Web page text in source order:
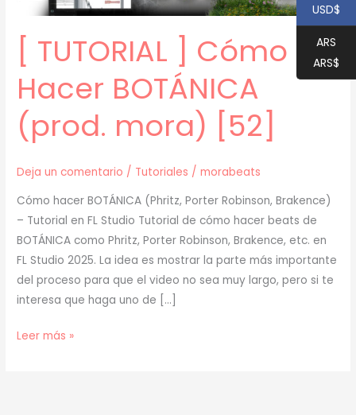
[ TUTORIAL ] Cómo
Hacer BOTÁNICA
(prod. mora) [52]
Deja un comentario / Tutoriales /morabeats
Cómo hacer BOTÁNICA (Phritz, Porter Robinson, Brakence)
– Tutorial en FL Studio Tutorial de cómo hacer beats de
BOTÁNICA como Phritz, Porter Robinson, Brakence, etc. en
FL Studio 2025. La idea es mostrar la parte más importante
del proceso para que el video no sea muy largo, pero si te
interesa que haga uno de […]
[
Leer más »
USD$
ARS
ARS$